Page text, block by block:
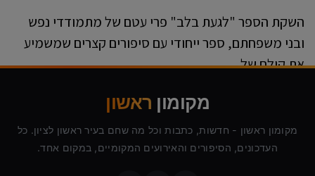
השקת הספר "לגעת בלב" פרי עטם של מתמודדי נפש
ובני משפחתם, ספר ייחודי עם סיפורים קצרים שמשמיע
את קולם של
מקומון ראשון
מקומון ראשון - חדשות, כתבות וכל מה שחם בעיר ראשון לציון. כל
העדכונים, הסיפורים והאירועים המקומיים, במקום אחד.